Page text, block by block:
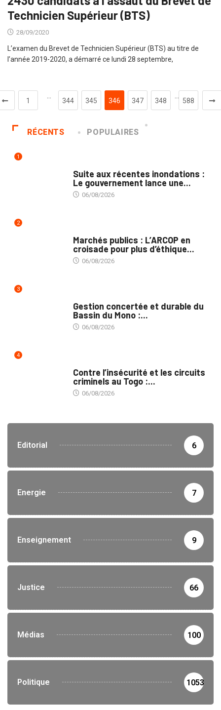
Technicien Supérieur (BTS)
28/09/2020
L’examen du Brevet de Technicien Supérieur (BTS) au titre de
l’année 2019-2020, a démarré ce lundi 28 septembre,
1
…
344 345 346 347 348
…
588
RÉCENTS POPULAIRES
1
Suite aux récentes inondations :
Le gouvernement lance une...
06/08/2026
2
Marchés publics : L’ARCOP en
croisade pour plus d’éthique...
06/08/2026
3
Gestion concertée et durable du
Bassin du Mono :...
06/08/2026
4
Contre l’insécurité et les circuits
criminels au Togo :...
06/08/2026
Editorial 6
Energie 7
Enseignement 9
Justice 66
Médias 100
Politique 1053